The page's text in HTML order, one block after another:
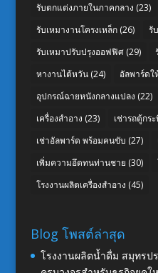
รับตกแต่งภายในภาคกลาง (23)
รับเหมางานโครงเหล็ก(26) รั
รับเหมาปรับปรุงออฟฟิศ(29)
หางานไต้หวัน(24) อัลพาร์ดใ
อุปกรณ์ฉายหนังกลางแปลง (22)
เครื่องสำอาง (23) เช่ารถตู้กร
เช่าอัลพาร์ด พร้อมคนขับ (27)
เพิ่มความอึดทนท่านชาย (30)
โรงงานผลิตเครื่องสำอาง (45)
Blog โพสต์ล่าสุด
โรงงานผลิตน้ำดื่ม สมุทรป